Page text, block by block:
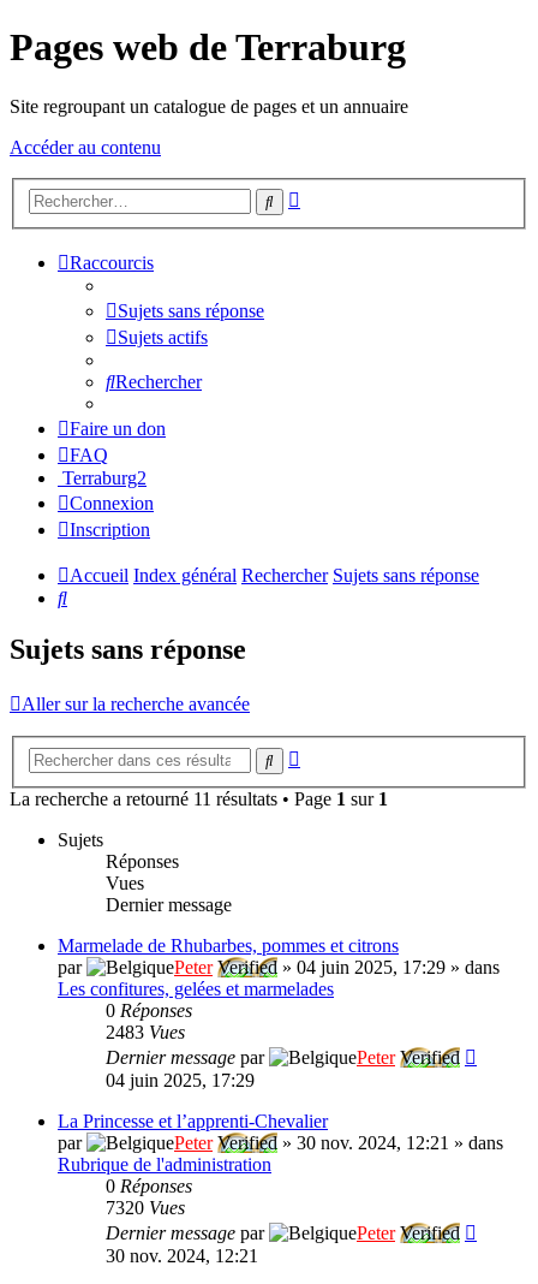
Pages web de Terraburg
Site regroupant un catalogue de pages et un annuaire
Accéder au contenu
Rechercher
Raccourcis
Sujets sans réponse
Sujets actifs
Rechercher
Faire un don
FAQ
Terraburg2
Connexion
Inscription
Accueil Index général Rechercher Sujets sans réponse
Rechercher
Sujets sans réponse
Aller sur la recherche avancée
Rechercher
La recherche a retourné 11 résultats • Page 1 sur 1
Sujets
Réponses
Vues
Dernier message
Marmelade de Rhubarbes, pommes et citrons
par
Peter Verified » 04 juin 2025, 17:29 » dans
Les confitures, gelées et marmelades
0 Réponses
2483 Vues
Dernier message par Peter Verified
04 juin 2025, 17:29
La Princesse et l’apprenti-Chevalier
par
Peter Verified » 30 nov. 2024, 12:21 » dans
Rubrique de l'administration
0 Réponses
7320 Vues
Dernier message par Peter Verified
30 nov. 2024, 12:21